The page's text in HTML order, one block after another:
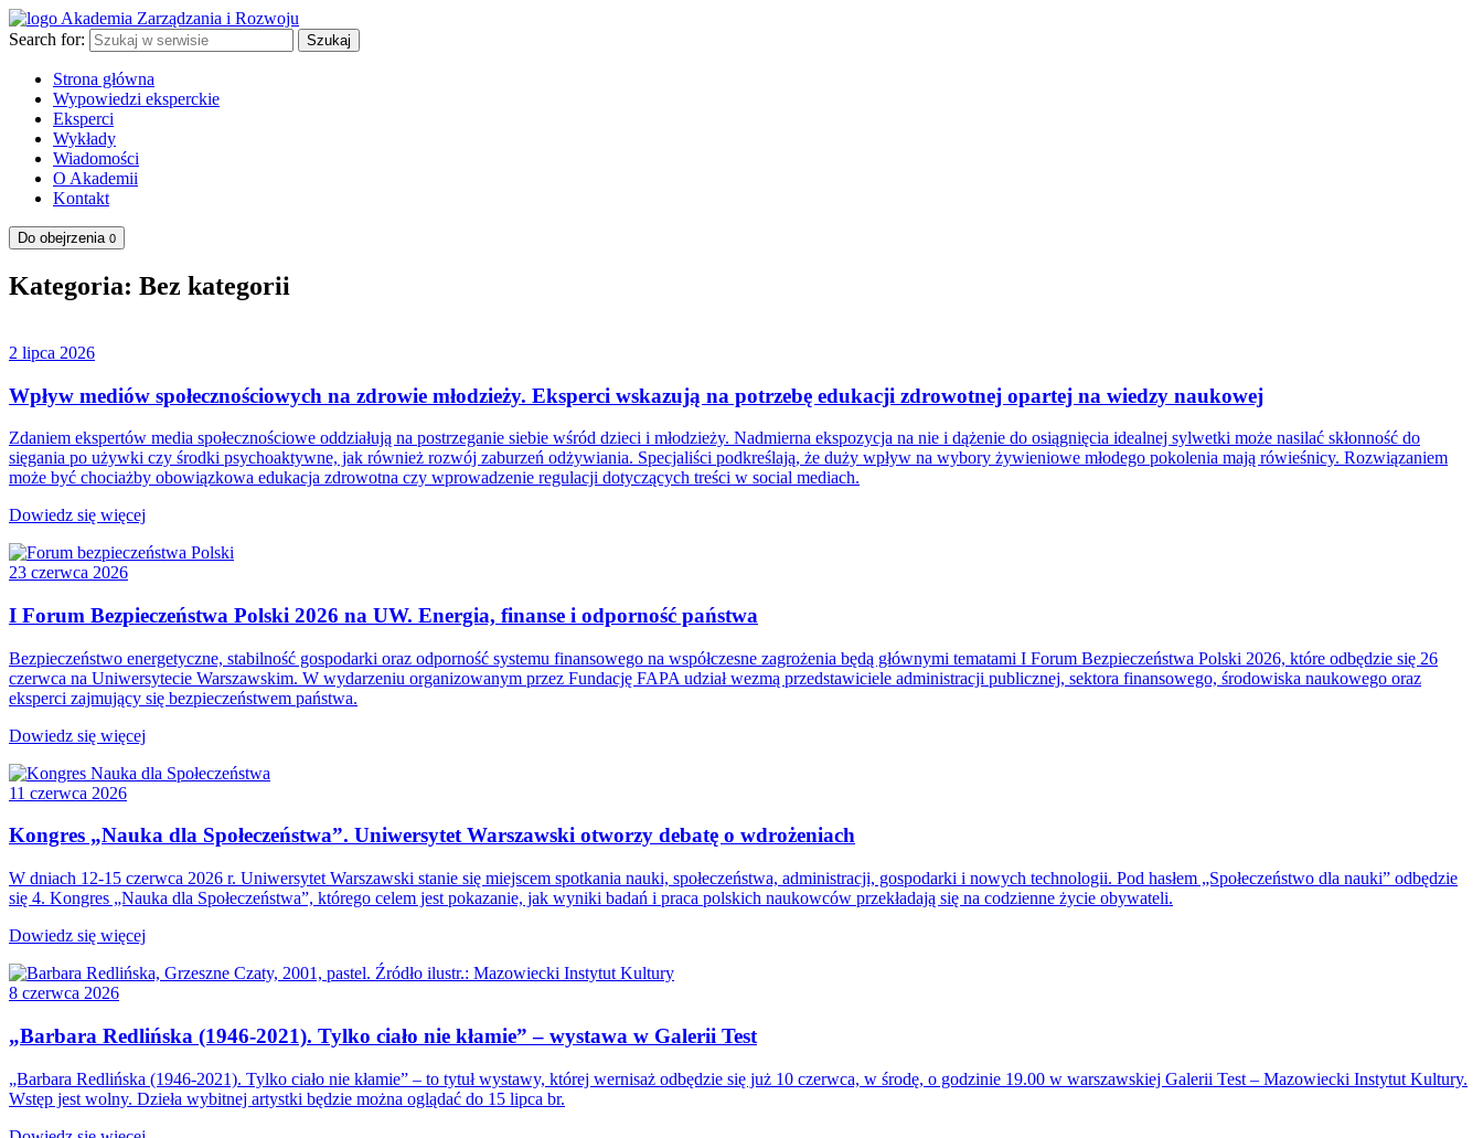
Search for: Szukaj
Strona główna
Wypowiedzi eksperckie
Eksperci
Wykłady
Wiadomości
O Akademii
Kontakt
Do obejrzenia 0
Kategoria: Bez kategorii
2 lipca 2026
Wpływ mediów społecznościowych na zdrowie młodzieży. Eksperci wskazują na potrzebę edukacji zdrowotnej opartej na wiedzy naukowej
Zdaniem ekspertów media społecznościowe oddziałują na postrzeganie siebie wśród dzieci i młodzieży. Nadmierna ekspozycja na nie i dążenie do osiągnięcia idealnej sylwetki może nasilać skłonność do
sięgania po używki czy środki psychoaktywne, jak również rozwój zaburzeń odżywiania. Specjaliści podkreślają, że duży wpływ na wybory żywieniowe młodego pokolenia mają rówieśnicy. Rozwiązaniem
może być chociażby obowiązkowa edukacja zdrowotna czy wprowadzenie regulacji dotyczących treści w social mediach.
Dowiedz się więcej
23 czerwca 2026
I Forum Bezpieczeństwa Polski 2026 na UW. Energia, finanse i odporność państwa
Bezpieczeństwo energetyczne, stabilność gospodarki oraz odporność systemu finansowego na współczesne zagrożenia będą głównymi tematami I Forum Bezpieczeństwa Polski 2026, które odbędzie się 26
czerwca na Uniwersytecie Warszawskim. W wydarzeniu organizowanym przez Fundację FAPA udział wezmą przedstawiciele administracji publicznej, sektora finansowego, środowiska naukowego oraz
eksperci zajmujący się bezpieczeństwem państwa.
Dowiedz się więcej
11 czerwca 2026
Kongres „Nauka dla Społeczeństwa”. Uniwersytet Warszawski otworzy debatę o wdrożeniach
W dniach 12-15 czerwca 2026 r. Uniwersytet Warszawski stanie się miejscem spotkania nauki, społeczeństwa, administracji, gospodarki i nowych technologii. Pod hasłem „Społeczeństwo dla nauki” odbędzie
się 4. Kongres „Nauka dla Społeczeństwa”, którego celem jest pokazanie, jak wyniki badań i praca polskich naukowców przekładają się na codzienne życie obywateli.
Dowiedz się więcej
8 czerwca 2026
„Barbara Redlińska (1946-2021). Tylko ciało nie kłamie” – wystawa w Galerii Test
„Barbara Redlińska (1946-2021). Tylko ciało nie kłamie” – to tytuł wystawy, której wernisaż odbędzie się już 10 czerwca, w środę, o godzinie 19.00 w warszawskiej Galerii Test – Mazowiecki Instytut Kultury.
Wstęp jest wolny. Dzieła wybitnej artystki będzie można oglądać do 15 lipca br.